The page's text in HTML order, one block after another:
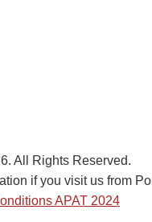
All Rights Reserved.
if you visit us from
APAT 2024